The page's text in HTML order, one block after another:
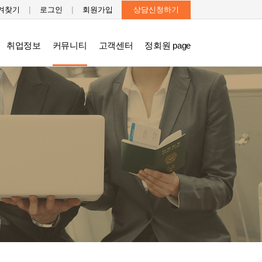
찾기 | 로그인 | 회원가입 상담신청하기
취업정보 커뮤니티 고객센터 정회원 page